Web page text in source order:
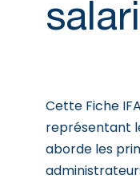
Cette Fiche
représentant
aborde les